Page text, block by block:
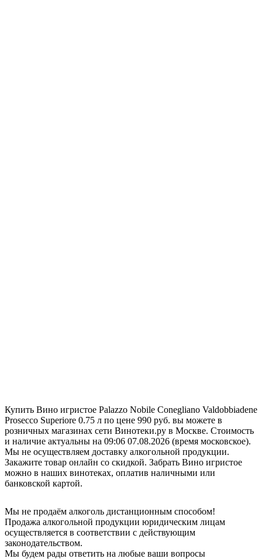
Купить Вино игристое Palazzo Nobile Conegliano Valdobbiadene
Prosecco Superiore 0.75 л по цене 990 руб. вы можете в
розничных магазинах сети Винотеки.ру в Москве. Стоимость
и наличие актуальны на 09:06 07.08.2026 (время московское).
Мы не осуществляем доставку алкогольной продукции.
Закажите товар онлайн со скидкой. Забрать Вино игристое
можно в наших винотеках, оплатив наличными или
банковской картой.
Мы не продаём алкоголь дистанционным способом!
Продажа алкогольной продукции юридическим лицам
осуществляется в соответствии с действующим
законодательством.
Мы будем рады ответить на любые ваши вопросы